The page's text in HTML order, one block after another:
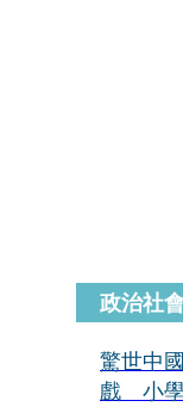
強調教
用詞，
政治社
驚世中
戲 小學